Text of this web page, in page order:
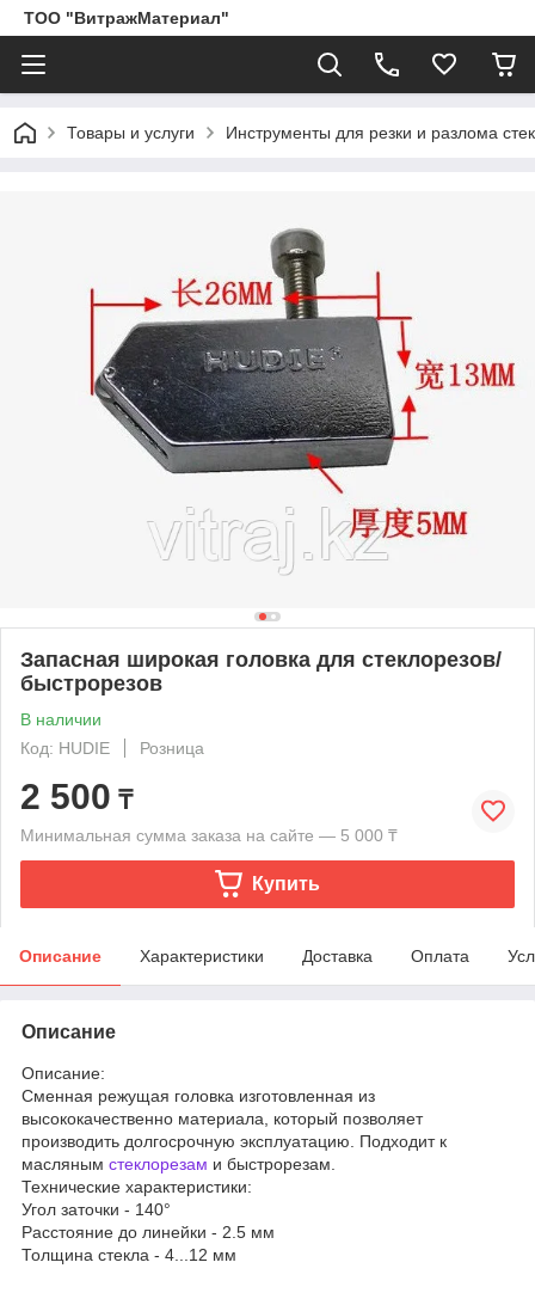
ТОО "ВитражМатериал"
Товары и услуги Инструменты для резки и разлома
Запасная широкая головка для стеклорезов/
быстрорезов
В наличии
Код: HUDIE
Розница
2 500 ₸
Минимальная сумма заказа на сайте — 5 000 ₸
Купить
Описание Характеристики Доставка Оплата
Описание
Описание:
Сменная режущая головка изготовленная из
высококачественно материала, который позволяет
производить долгосрочную эксплуатацию. Подходит к
масляным стеклорезам и быстрорезам.
Технические характеристики:
Угол заточки - 140°
Расстояние до линейки - 2.5 мм
Толщина стекла - 4...12 мм